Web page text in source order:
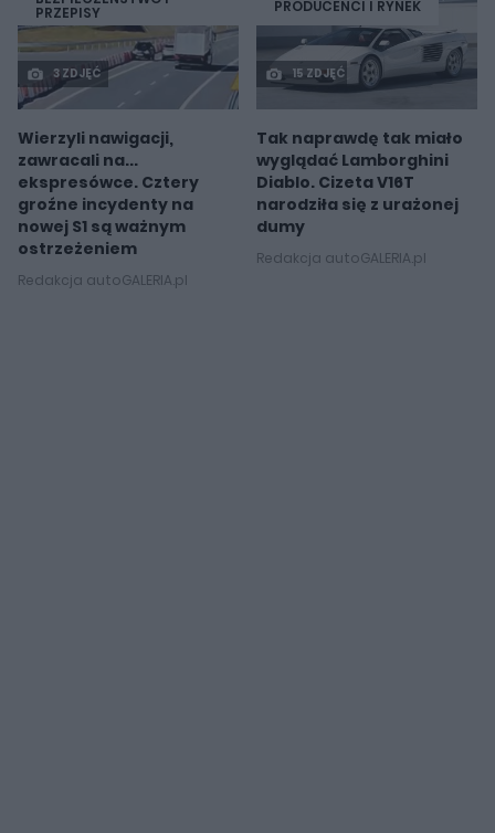
PRZEPISY
3 ZDJĘĆ
Wierzyli nawigacji,
zawracali na...
ekspresówce. Cztery
groźne incydenty na
nowej S1 są ważnym
ostrzeżeniem
Redakcja autoGALERIA.pl
PRODUCENCI I RYNEK
15 ZDJĘĆ
Tak naprawdę tak miało
wyglądać Lamborghini
Diablo. Cizeta V16T
narodziła się z urażonej
dumy
Redakcja autoGALERIA.pl